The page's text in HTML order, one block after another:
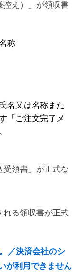
控え）」が領収書
称
名又は名称また
「ご注文完了メ
受領書」が正式な
れる領収書が正式
／決済会社のシ
が利用できません